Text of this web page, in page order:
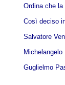
Ordina che
Così deciso
Salvatore
Guglielmo